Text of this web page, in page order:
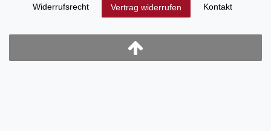
Widerrufs­recht Vertrag widerrufen Kontakt